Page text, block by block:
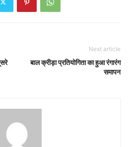
Next article
बाल क्रीड़ा प्रतियोगिता का हुआ रंगारंग
समापन